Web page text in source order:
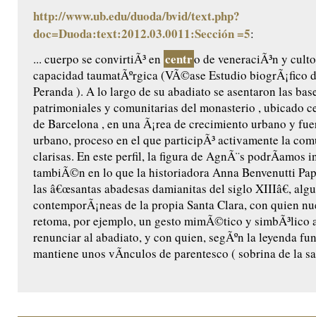
http://www.ub.edu/duoda/bvid/text.php?
doc=Duoda:text:2012.03.0011:Sección =5:
... cuerpo se convirtiÃ³ en centro de veneraciÃ³n y
capacidad taumatÃºrgica (VÃ©ase Estudio biogrÃ¡fico
Peranda ). A lo largo de su abadiato se asentaron las
patrimoniales y comunitarias del monasterio , ubicado
de Barcelona , en una Ã¡rea de crecimiento urbano y
urbano, proceso en el que participÃ³ activamente la
clarisas. En este perfil, la figura de AgnÃ¨s podrÃ­amos
tambiÃ©n en lo que la historiadora Anna Benvenutti
las â€œsantas abadesas damianitas del siglo XIIIâ€,
contemporÃ¡neas de la propia Santa Clara, con quien
retoma, por ejemplo, un gesto mimÃ©tico y simbÃ³lico
renunciar al abadiato, y con quien, segÃºn la leyenda
mantiene unos vÃ­nculos de parentesco ( sobrina de la